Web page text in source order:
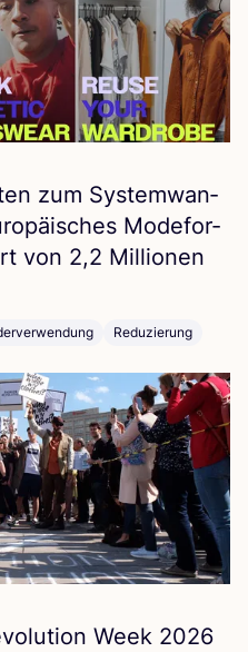
zum Sys­tem­wan­
Mode­for­
von 2,2 Mil­lio­nen
Reduzierung
Week 2026